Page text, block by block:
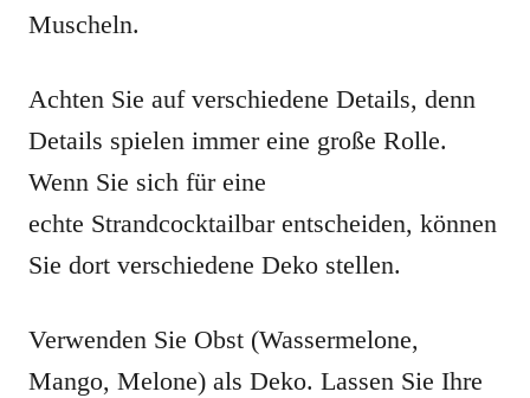
Muscheln.
Achten Sie auf verschiedene Details, denn
Details spielen immer eine große Rolle.
Wenn Sie sich für eine
echte Strandcocktailbar entscheiden, können
Sie dort verschiedene Deko stellen.
Verwenden Sie Obst (Wassermelone,
Mango, Melone) als Deko. Lassen Sie Ihre